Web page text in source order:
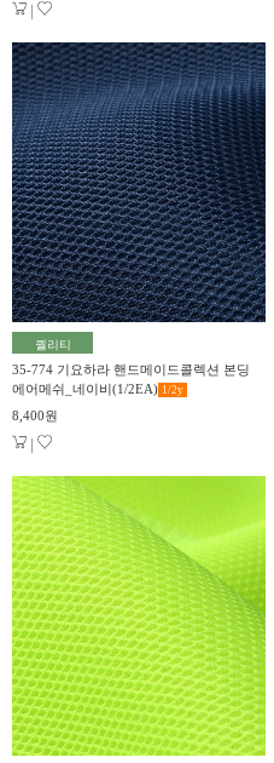
|
퀄리티
35-774 기요하라 핸드메이드콜렉션 본딩
에어메쉬_네이비(1/2EA) 1/2y
8,400원
|